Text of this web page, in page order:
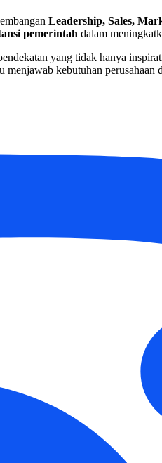
Leadership, Sales,
pemerintah dalam
yang tidak hanya
kebutuhan perusahaan